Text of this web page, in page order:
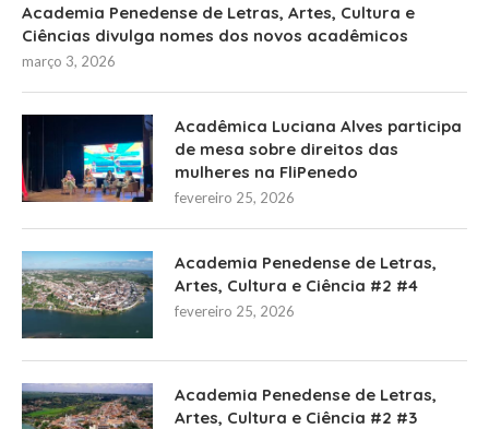
Academia Penedense de Letras, Artes, Cultura e
Ciências divulga nomes dos novos acadêmicos
março 3, 2026
Acadêmica Luciana Alves participa
de mesa sobre direitos das
mulheres na FliPenedo
fevereiro 25, 2026
Academia Penedense de Letras,
Artes, Cultura e Ciência #2 #4
fevereiro 25, 2026
Academia Penedense de Letras,
Artes, Cultura e Ciência #2 #3